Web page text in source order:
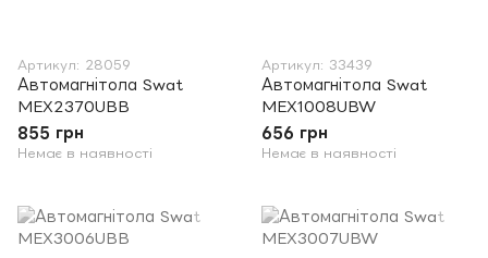
Артикул: 28059
Автомагнітола Swat
MEX2370UBB
855 грн
Немає в наявності
Артикул: 33439
Автомагнітола Swat
MEX1008UBW
656 грн
Немає в наявності